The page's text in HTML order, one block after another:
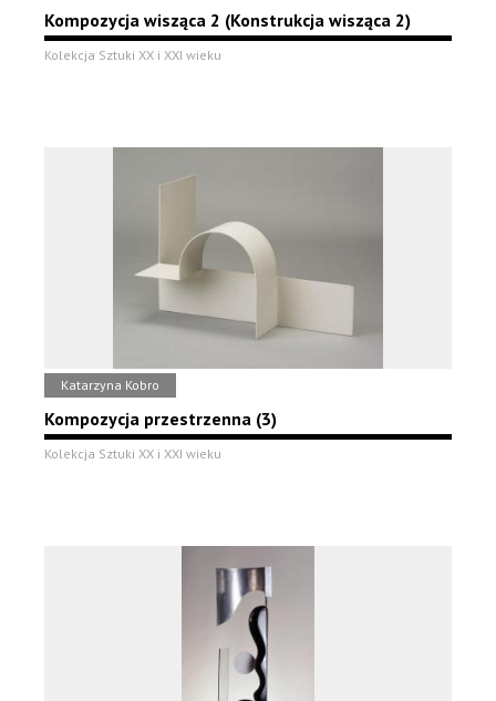
Kompozycja wisząca 2 (Konstrukcja wisząca 2)
Kolekcja Sztuki XX i XXI wieku
Katarzyna Kobro
Kompozycja przestrzenna (3)
Kolekcja Sztuki XX i XXI wieku